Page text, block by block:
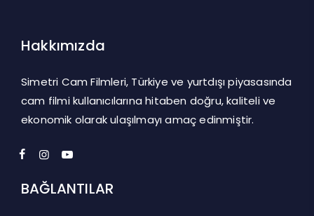
Hakkımızda
Simetri Cam Filmleri, Türkiye ve yurtdışı piyasasında
cam filmi kullanıcılarına hitaben doğru, kaliteli ve
ekonomik olarak ulaşılmayı amaç edinmiştir.
BAĞLANTILAR